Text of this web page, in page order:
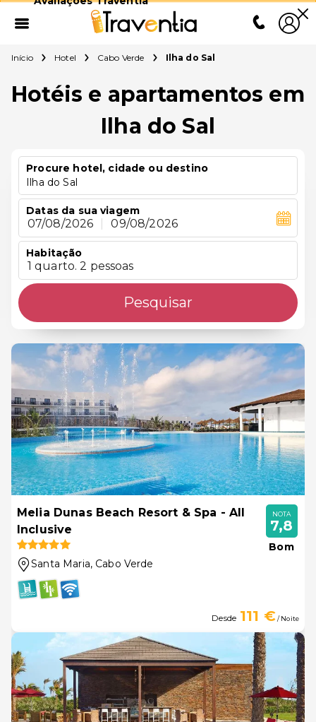
Início Hotel Cabo Verde Ilha do Sal
Hotéis e apartamentos em
Ilha do Sal
Procure hotel, cidade ou destino
Ilha do Sal
Datas da sua viagem
07/08/2026 09/08/2026
Habitação
1 quarto. 2 pessoas
Pesquisar
Melia Dunas Beach Resort & Spa - All
Inclusive
Santa Maria, Cabo Verde
NOTA
7,8
Bom
Desde 111 €/ Noite